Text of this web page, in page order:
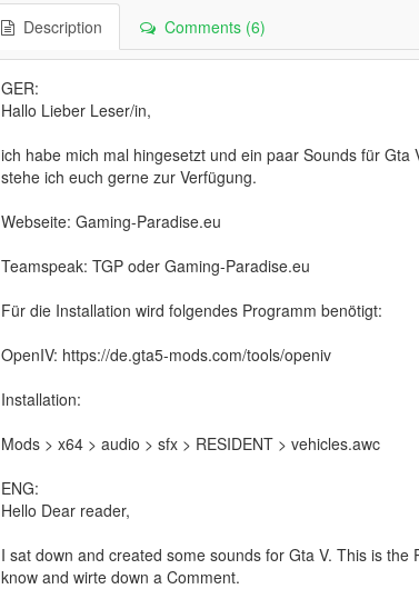
Description Comments (6)
GER:
Hallo Lieber Leser/in,
ich habe mich mal hingesetzt und ein paar Sounds für
stehe ich euch gerne zur Verfügung.
Webseite: Gaming-Paradise.eu
Teamspeak: TGP oder Gaming-Paradise.eu
Für die Installation wird folgendes Programm benötigt:
OpenIV: https://de.gta5-mods.com/tools/openiv
Installation:
Mods > x64 > audio > sfx > RESIDENT > vehicles.awc
ENG:
Hello Dear reader,
I sat down and created some sounds for Gta V. This is
know and wirte down a Comment.